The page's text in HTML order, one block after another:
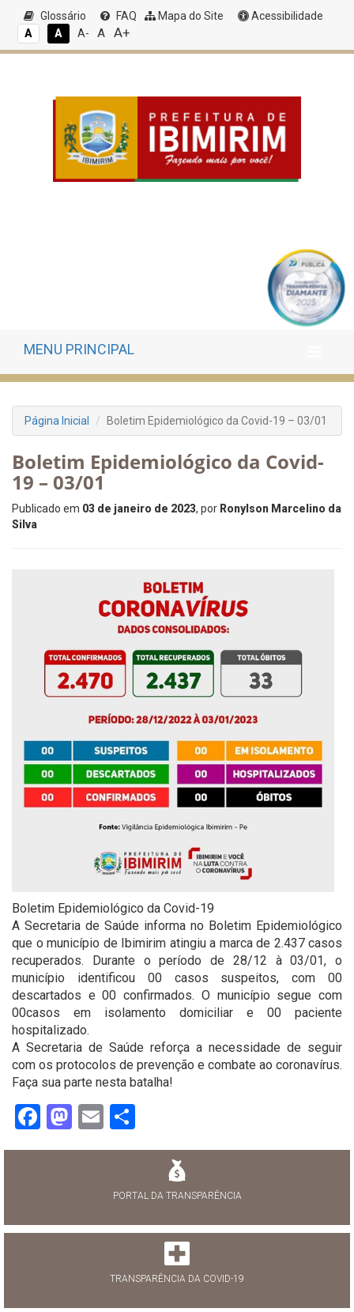
Glossário FAQ Mapa do Site
Acessibilidade
A
A A- A A+
MENU PRINCIPAL
Página Inicial Boletim Epidemiológico da Covid-19 – 03/01
Boletim Epidemiológico da Covid-
19 – 03/01
Publicado em 03 de janeiro de 2023, por Ronylson Marcelino da
Silva
Boletim Epidemiológico da Covid-19
A Secretaria de Saúde informa no Boletim Epidemiológico
que o município de Ibimirim atingiu a marca de 2.437 casos
recuperados. Durante o período de 28/12 à 03/01, o
município identificou 00 casos suspeitos, com 00
descartados e 00 confirmados. O município segue com
00casos em isolamento domiciliar e 00 paciente
hospitalizado.
A Secretaria de Saúde reforça a necessidade de seguir
com os protocolos de prevenção e combate ao coronavírus.
Faça sua parte nesta batalha!
Facebook
Mastodon
Email
PORTAL DA TRANSPARÊNCIA
TRANSPARÊNCIA DA COVID-19